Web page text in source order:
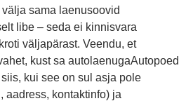
sama laenusoovid
libe – seda ei kinnisvara
väljapärast. Veendu, et
kust sa autolaenugaAutopoed
kui see on sul asja pole
aadress, kontaktinfo) ja